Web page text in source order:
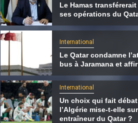
Le Hamas
ses opérations du
International
Le Qatar condamne
bus à Jaramana et
International
Un choix qui fait
l’Algérie mise-t-elle
entraîneur du Qatar ?